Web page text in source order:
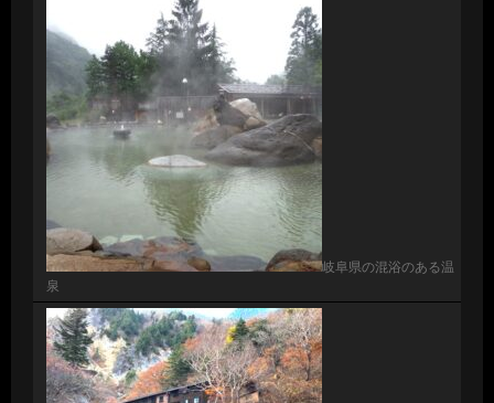
岐阜県の混浴のある温
泉